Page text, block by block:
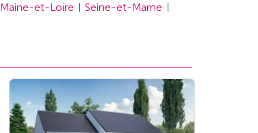
Maine-et-Loire
Seine-et-Marne